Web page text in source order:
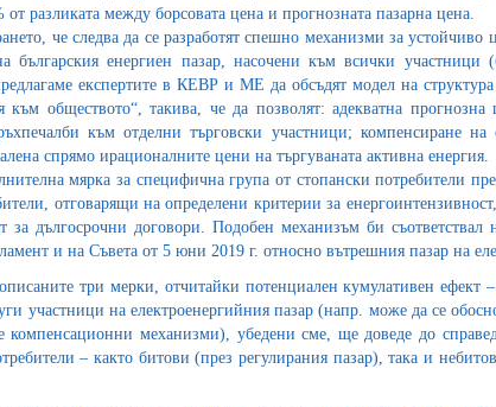
разликата между борсовата цена и прогнозната пазарна цена.
че следва да се разработят спешно механизми за устойчиво
българския енергиен пазар, насочени към всички
експертите в КЕВР и МЕ да обсъдят модел на
към обществото“, такива, че да позволят: адекватна
към отделни търговски участници; компенсиране на
спрямо ирационалните цени на търгуваната активна енергия.
мярка за специфична група от стопански потребители
отговарящи на определени критерии за
за дългосрочни договори. Подобен механизъм би
и на Съвета от 5 юни 2019 г. относно вътрешния пазар на
три мерки, отчитайки потенциален кумулативен ефект
участници на електроенергийния пазар (напр. може да се
компенсационни механизми), убедени сме, ще доведе до
– както битови (през регулирания пазар), така и